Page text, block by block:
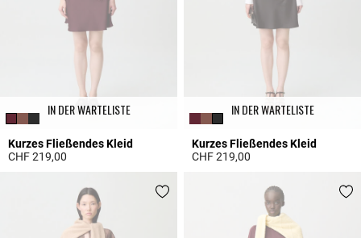
IN DER WARTELISTE
Kurzes Fließendes Kleid
CHF 219,00
IN DER WARTELISTE
Kurzes Fließendes Kleid
CHF 219,00